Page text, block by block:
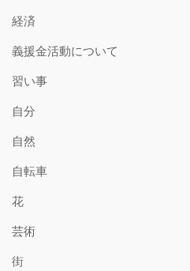
経済
義援金活動について
習い事
自分
自然
自転車
花
芸術
街